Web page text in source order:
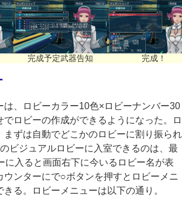
完成予定武器告知 完成！
、ロビーカラー10色×ロビーナンバー30
でロビーの作成ができるようになった。ロ
まずは自動でどこかのロビーに割り振られ
ビジュアルロビーに入室できるのは、最
に入ると画面右下に今いるロビー名が表
ウンターにで○ボタンを押すとロビーメニ
きる。ロビーメニューは以下の通り。